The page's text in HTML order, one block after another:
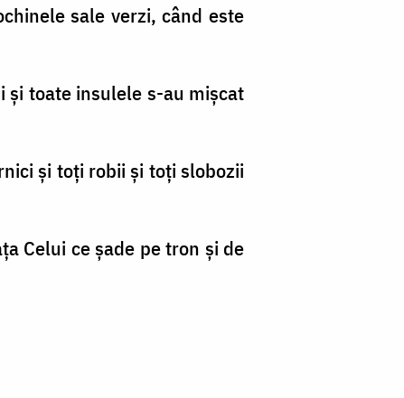
sale verzi, când este
toate insulele s-au mişcat
şi toţi robii şi toţi slobozii
Celui ce şade pe tron şi de